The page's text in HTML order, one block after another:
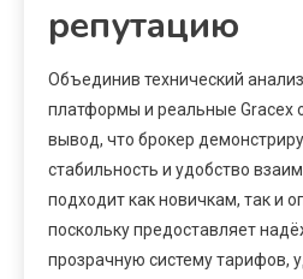
репутацию
Объединив технический
платформы и реальные Gracex
вывод, что брокер
стабильность и удобство
подходит как новичкам, так и
поскольку предоставляет
прозрачную систему тарифов,